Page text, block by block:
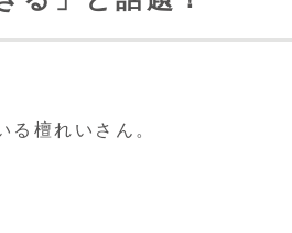
る檀れいさん。